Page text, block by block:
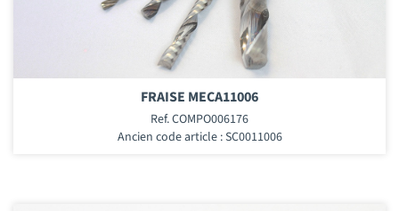
FRAISE MECA11006
Ref. COMPO006176
Ancien code article : SC0011006